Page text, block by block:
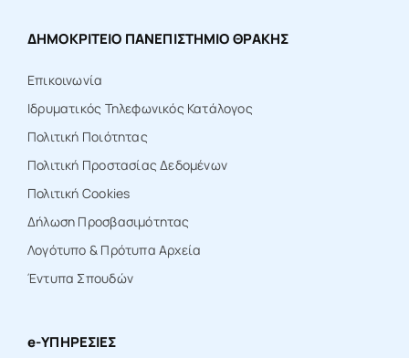
ΔΗΜΟΚΡΙΤΕΙΟ ΠΑΝΕΠΙΣΤΗΜΙΟ ΘΡΑΚΗΣ
Επικοινωνία
Ιδρυματικός Τηλεφωνικός Κατάλογος
Πολιτική Ποιότητας
Πολιτική Προστασίας Δεδομένων
Πολιτική Cookies
Δήλωση Προσβασιμότητας
Λογότυπο & Πρότυπα Αρχεία
Έντυπα Σπουδών
e-ΥΠΗΡΕΣΙΕΣ